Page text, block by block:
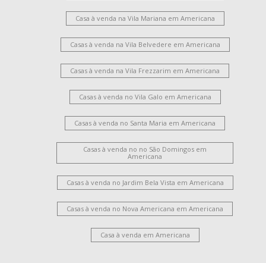
Casa à venda na Vila Mariana em Americana
Casas à venda na Vila Belvedere em Americana
Casas à venda na Vila Frezzarim em Americana
Casas à venda no Vila Galo em Americana
Casas à venda no Santa Maria em Americana
Casas à venda no no São Domingos em
Americana
Casas à venda no Jardim Bela Vista em Americana
Casas à venda no Nova Americana em Americana
Casa à venda em Americana